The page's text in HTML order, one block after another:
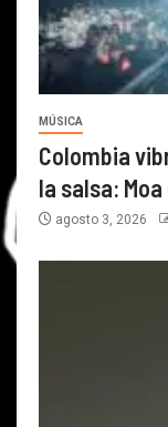
MÚSICA
Colombia
la salsa:
agosto 3, 2026